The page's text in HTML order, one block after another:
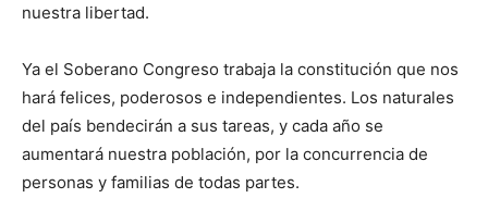
nuestra libertad.
Ya el Soberano Congreso trabaja la constitución que nos
hará felices, poderosos e independientes. Los naturales
del país bendecirán a sus tareas, y cada año se
aumentará nuestra población, por la concurrencia de
personas y familias de todas partes.